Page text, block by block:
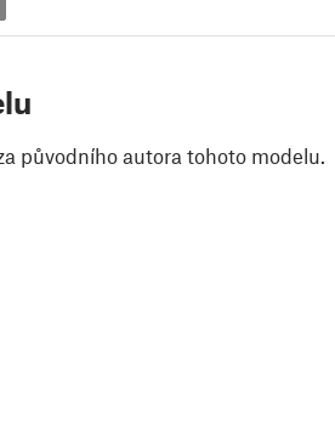
původního autora tohoto modelu.